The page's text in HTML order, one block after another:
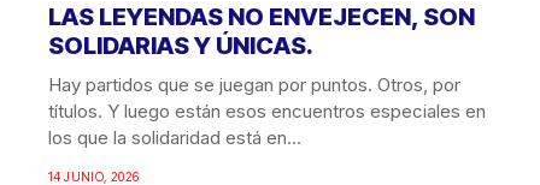
LAS LEYENDAS NO ENVEJECEN, SON
SOLIDARIAS Y ÚNICAS.
Hay partidos que se juegan por puntos. Otros, por
títulos. Y luego están esos encuentros especiales en
los que la solidaridad está en...
14 JUNIO, 2026